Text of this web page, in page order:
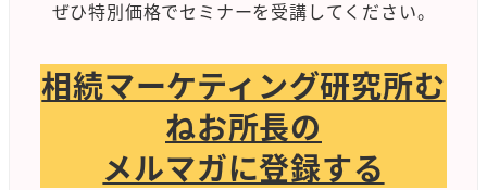
ぜひ特別価格でセミナーを受講してください。
相続マーケティング研究所む
ねお所長の
メルマガに登録する